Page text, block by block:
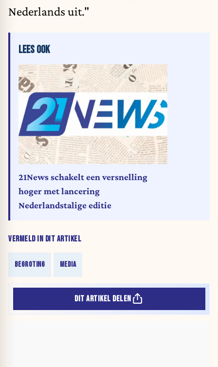
Nederlands uit."
VERMELD IN DIT ARTIKEL
BEGROTING MEDIA
LEES OOK
21News schakelt een versnelling
hoger met lancering
Nederlandstalige editie
DIT ARTIKEL DELEN